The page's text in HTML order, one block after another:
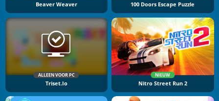
Beaver Weaver 100 Doors Escape Puzzle
ALLEEN VOOR PC
Triset.io
NIEUW
Nitro Street Run 2